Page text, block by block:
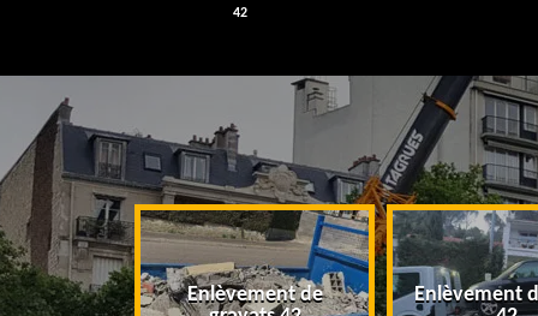
42
de
Enlèvement de
Enlèvement